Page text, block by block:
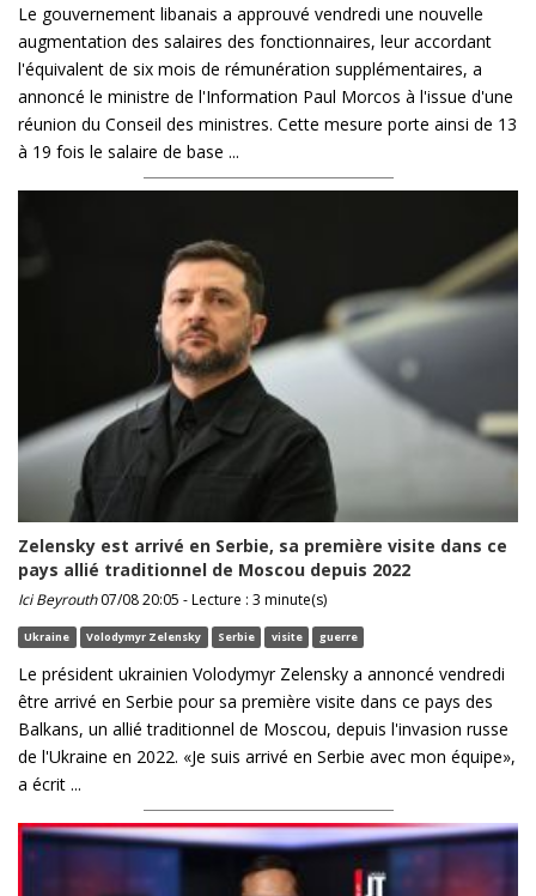
Le gouvernement libanais a approuvé vendredi une nouvelle
augmentation des salaires des fonctionnaires, leur accordant
l'équivalent de six mois de rémunération supplémentaires, a
annoncé le ministre de l'Information Paul Morcos à l'issue d'une
réunion du Conseil des ministres. Cette mesure porte ainsi de 13
à 19 fois le salaire de base ...
Zelensky est arrivé en Serbie, sa première visite dans ce
pays allié traditionnel de Moscou depuis 2022
Ici Beyrouth07/08 20:05 - Lecture : 3 minute(s)
Ukraine Volodymyr Zelensky Serbie visite guerre
Le président ukrainien Volodymyr Zelensky a annoncé vendredi
être arrivé en Serbie pour sa première visite dans ce pays des
Balkans, un allié traditionnel de Moscou, depuis l'invasion russe
de l'Ukraine en 2022. «Je suis arrivé en Serbie avec mon équipe»,
a écrit ...